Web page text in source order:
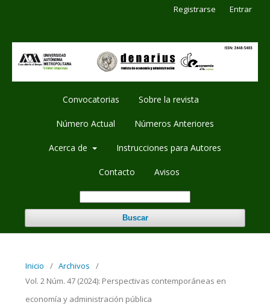
Convocatorias Sobre la revista
Número Actual Números Anteriores
Acerca de Instrucciones para Autores
Contacto Avisos
Buscar
Registrarse Entrar
Inicio / Archivos
/
Vol. 2 Núm. 47 (2024): Perspectivas contemporáneas en
economía y administración pública